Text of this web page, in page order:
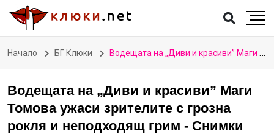
Начало БГ Клюки Водещата на „Диви и красиви” Маги Томова ужаси зрителите с грозна рокля и неподходящ грим - Снимки
Водещата на „Диви и красиви” Маги
Томова ужаси зрителите с грозна
рокля и неподходящ грим - Снимки